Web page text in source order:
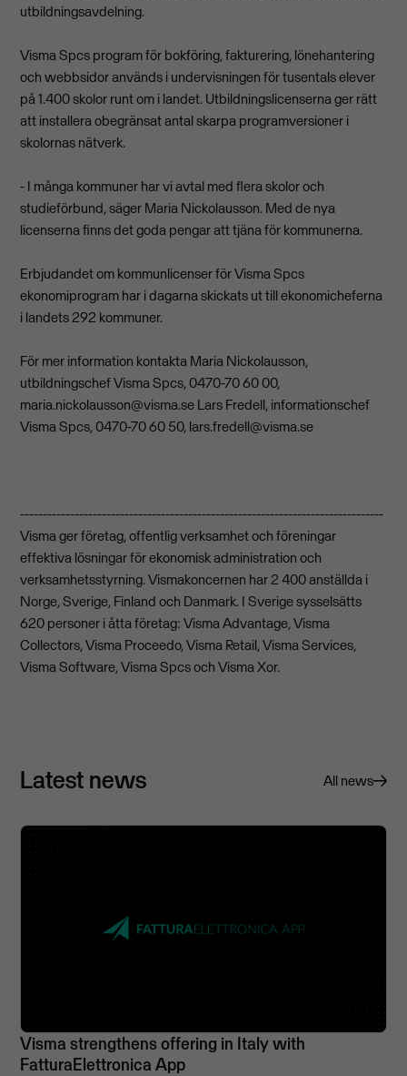
utbildningsavdelning.
Visma Spcs program för bokföring, fakturering, lönehantering
och webbsidor används i undervisningen för tusentals elever
på 1.400 skolor runt om i landet. Utbildningslicenserna ger rätt
att installera obegränsat antal skarpa programversioner i
skolornas nätverk.
- I många kommuner har vi avtal med flera skolor och
studieförbund, säger Maria Nickolausson. Med de nya
licenserna finns det goda pengar att tjäna för kommunerna.
Erbjudandet om kommunlicenser för Visma Spcs
ekonomiprogram har i dagarna skickats ut till ekonomicheferna
i landets 292 kommuner.
För mer information kontakta Maria Nickolausson,
utbildningschef Visma Spcs, 0470-70 60 00,
maria.nickolausson@visma.se Lars Fredell, informationschef
Visma Spcs, 0470-70 60 50, lars.fredell@visma.se
--------------------------------------------------------------------------------
Visma ger företag, offentlig verksamhet och föreningar
effektiva lösningar för ekonomisk administration och
verksamhetsstyrning. Vismakoncernen har 2 400 anställda i
Norge, Sverige, Finland och Danmark. I Sverige sysselsätts
620 personer i åtta företag: Visma Advantage, Visma
Collectors, Visma Proceedo, Visma Retail, Visma Services,
Visma Software, Visma Spcs och Visma Xor.
Latest news All news
Visma strengthens offering in Italy with
FatturaElettronica App